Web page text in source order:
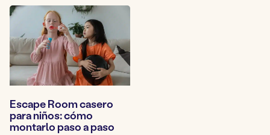
Escape Room casero
para niños: cómo
montarlo paso a paso